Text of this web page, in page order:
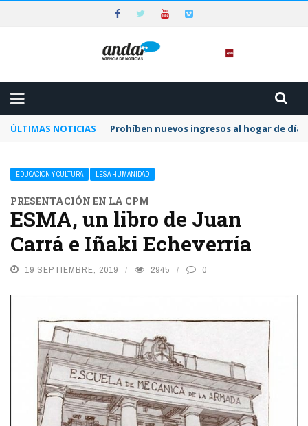
ÚLTIMAS NOTICIAS Prohíben nuevos ingresos al hogar de día
EDUCACIÓN Y CULTURA LESA HUMANIDAD
PRESENTACIÓN EN LA CPM
ESMA, un libro de Juan
Carrá e Iñaki Echeverría
19 SEPTIEMBRE, 2019 2945 0